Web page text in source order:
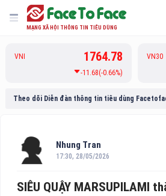
MẠNG XÃ HỘI THÔNG TIN TIÊU DÙNG
VNI 1764.78
-11.68(-0.66%)
VN30
Theo dõi Diễn đàn thông tin tiêu dùng
Nhung Tran
17:30, 28/05/2026
SIÊU QUẬY MARSUPILAMI